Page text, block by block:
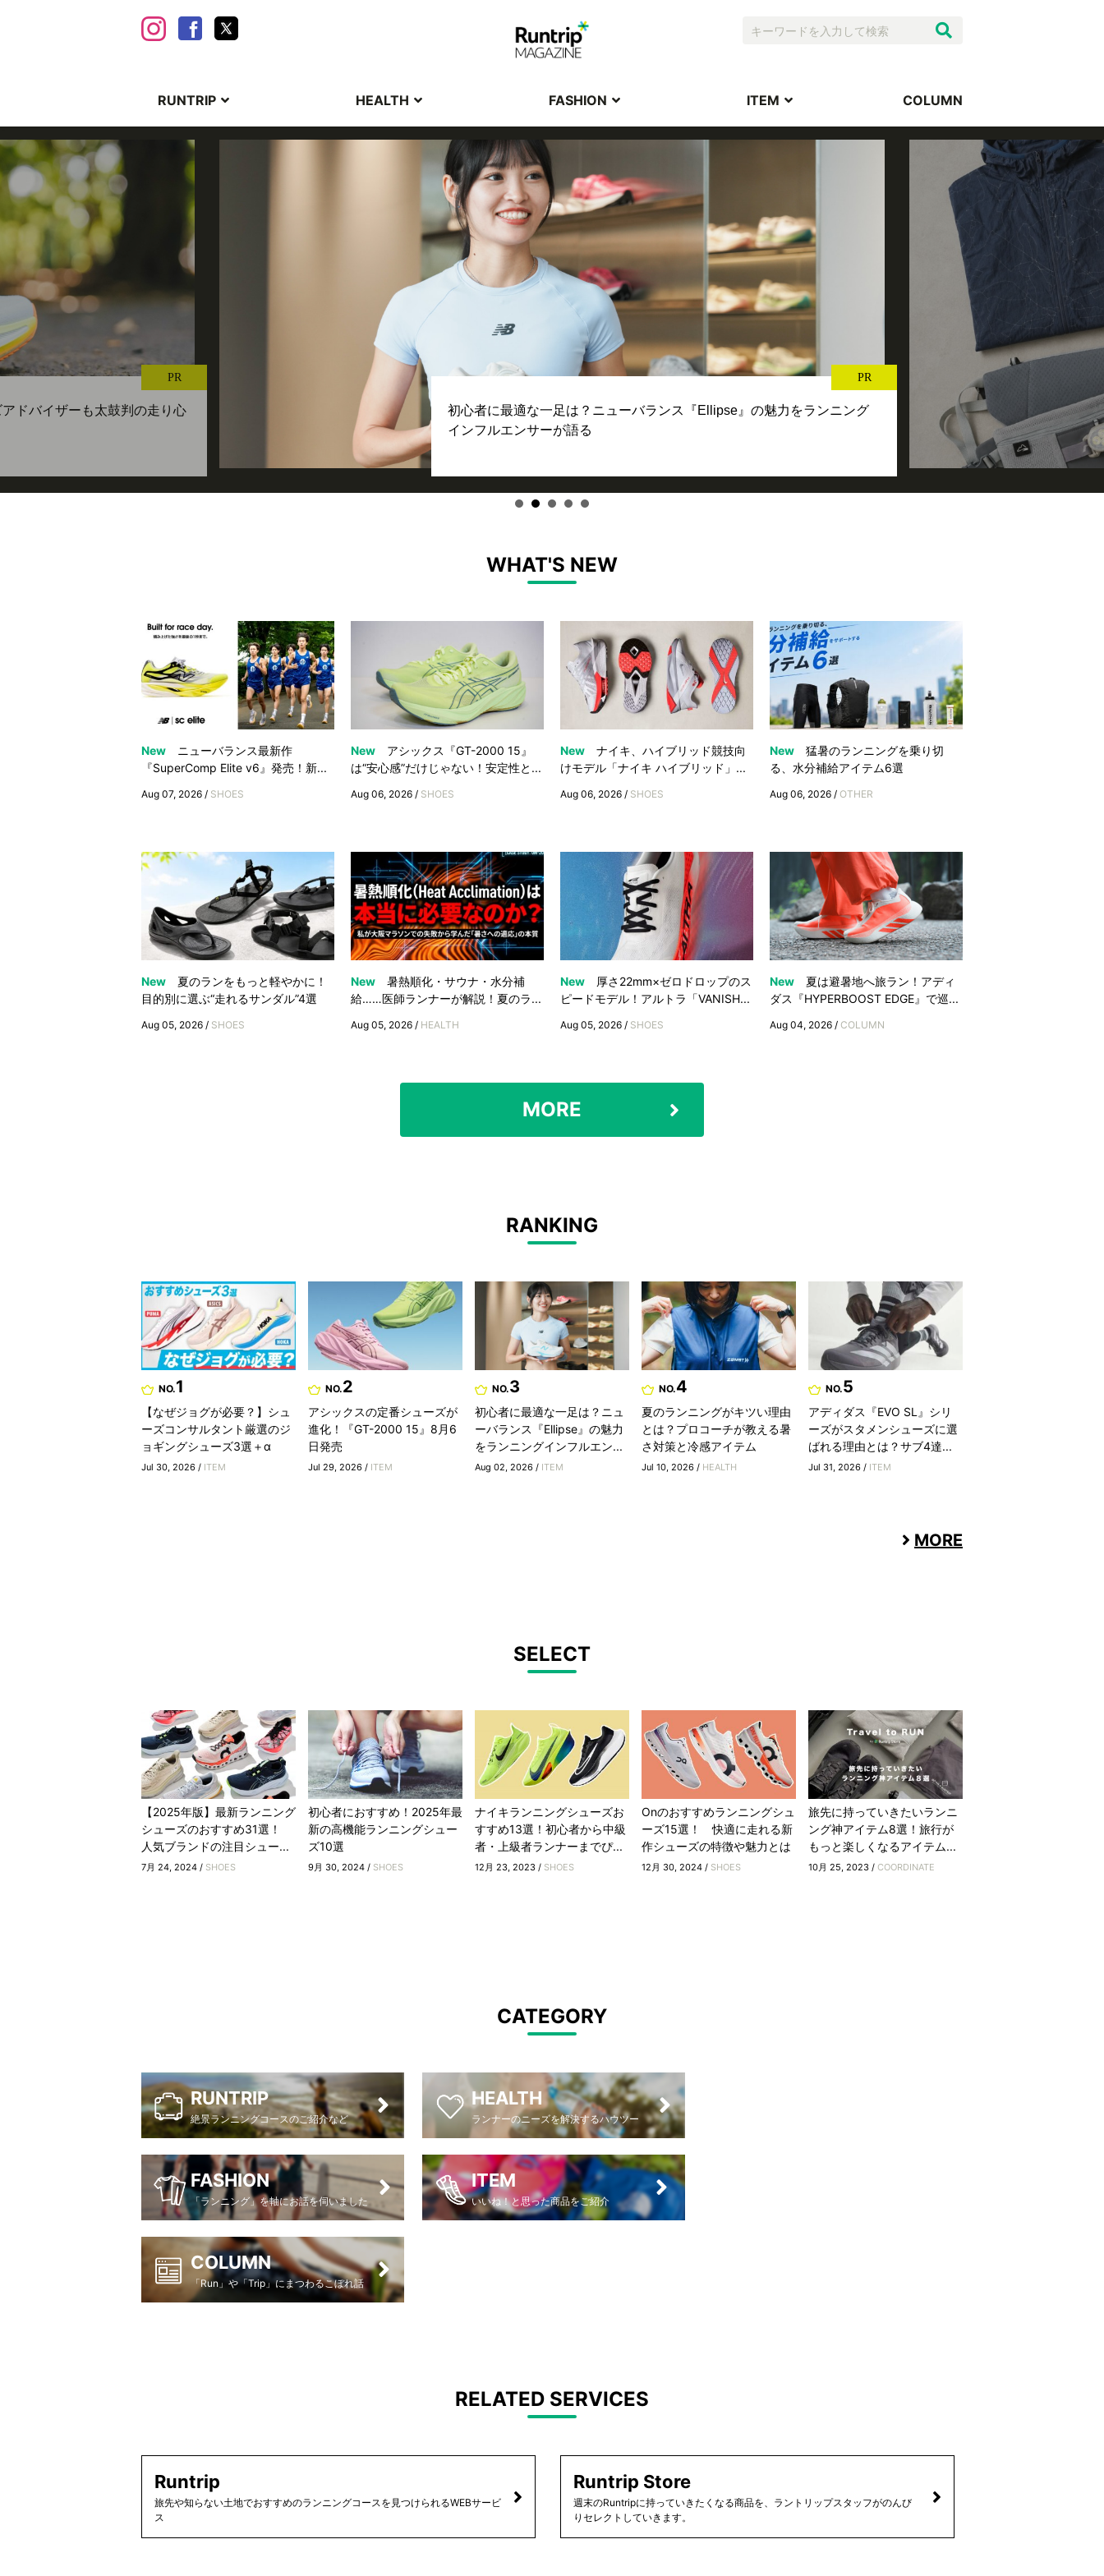
RUNTRIP HEALTH FASHION ITEM COLUMN
PR
ドバイザーも太鼓判の走り心
PR
初心者に最適な一足は？ニューバランス『Ellipse』の魅力をランニング
インフルエンサーが語る
WHAT'S NEW
New
ニューバランス最新作
『SuperComp Elite v6』発売！新...
Aug 07, 2026 / SHOES
New
アシックス『GT-2000 15』
は“安心感”だけじゃない！安定性と...
Aug 06, 2026 / SHOES
New
ナイキ、ハイブリッド競技向
けモデル「ナイキ ハイブリッド」...
Aug 06, 2026 / SHOES
New
猛暑のランニングを乗り切
る、水分補給アイテム6選
Aug 06, 2026 / OTHER
New
夏のランをもっと軽やかに！
目的別に選ぶ“走れるサンダル”4選
Aug 05, 2026 / SHOES
New
暑熱順化・サウナ・水分補
給……医師ランナーが解説！夏のラ...
Aug 05, 2026 / HEALTH
New
厚さ22mm×ゼロドロップのス
ピードモデル！アルトラ「VANISH...
Aug 05, 2026 / SHOES
New
夏は避暑地へ旅ラン！アディ
ダス『HYPERBOOST EDGE』で巡...
Aug 04, 2026 / COLUMN
MORE
RANKING
NO.1
【なぜジョグが必要？】シュ
ーズコンサルタント厳選のジ
ョギングシューズ3選＋α
Jul 30, 2026 / ITEM
NO.2
アシックスの定番シューズが
進化！『GT-2000 15』8月6
日発売
Jul 29, 2026 / ITEM
NO.3
初心者に最適な一足は？ニュ
ーバランス『Ellipse』の魅力
をランニングインフルエン...
Aug 02, 2026 / ITEM
NO.4
夏のランニングがキツい理由
とは？プロコーチが教える暑
さ対策と冷感アイテム
Jul 10, 2026 / HEALTH
NO.5
アディダス『EVO SL』シリ
ーズがスタメンシューズに選
ばれる理由とは？サブ4達...
Jul 31, 2026 / ITEM
MORE
SELECT
【2025年版】最新ランニング
シューズのおすすめ31選！
人気ブランドの注目シュー...
7月 24, 2024 / SHOES
初心者におすすめ！2025年最
新の高機能ランニングシュー
ズ10選
9月 30, 2024 / SHOES
ナイキランニングシューズお
すすめ13選！初心者から中級
者・上級者ランナーまでぴ...
12月 23, 2023 / SHOES
Onのおすすめランニングシュ
ーズ15選！ 快適に走れる新
作シューズの特徴や魅力とは
12月 30, 2024 / SHOES
旅先に持っていきたいランニ
ング神アイテム8選！旅行が
もっと楽しくなるアイテム...
10月 25, 2023 / COORDINATE
CATEGORY
RUNTRIP
絶景ランニングコースのご紹介など
HEALTH
ランナーのニーズを解決するハウツー
FASHION
「ランニング」を軸にお話を伺いました
ITEM
いいね！と思った商品をご紹介
COLUMN
「Run」や「Trip」にまつわるこぼれ話
RELATED SERVICES
Runtrip
旅先や知らない土地でおすすめのランニングコースを見つけられるWEBサービ
ス
Runtrip Store
週末のRuntripに持っていきたくなる商品を、ラントリップスタッフがのんび
りセレクトしていきます。